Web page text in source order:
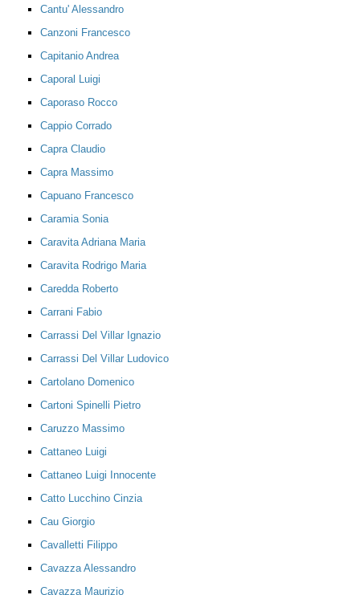
Cantu' Alessandro
Canzoni Francesco
Capitanio Andrea
Caporal Luigi
Caporaso Rocco
Cappio Corrado
Capra Claudio
Capra Massimo
Capuano Francesco
Caramia Sonia
Caravita Adriana Maria
Caravita Rodrigo Maria
Caredda Roberto
Carrani Fabio
Carrassi Del Villar Ignazio
Carrassi Del Villar Ludovico
Cartolano Domenico
Cartoni Spinelli Pietro
Caruzzo Massimo
Cattaneo Luigi
Cattaneo Luigi Innocente
Catto Lucchino Cinzia
Cau Giorgio
Cavalletti Filippo
Cavazza Alessandro
Cavazza Maurizio